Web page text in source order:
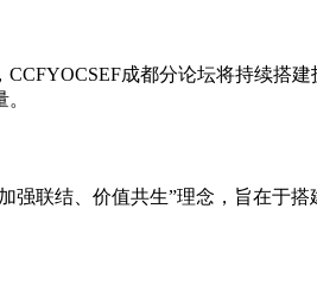
成都分论坛将持续搭
强联结、价值共生”理念，旨在于